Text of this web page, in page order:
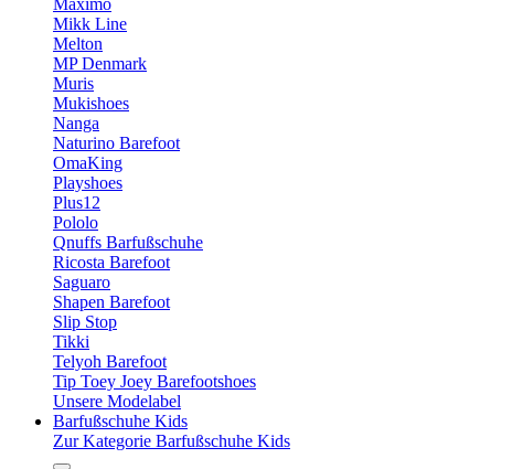
Maximo
Mikk Line
Melton
MP Denmark
Muris
Mukishoes
Nanga
Naturino Barefoot
OmaKing
Playshoes
Plus12
Pololo
Qnuffs Barfußschuhe
Ricosta Barefoot
Saguaro
Shapen Barefoot
Slip Stop
Tikki
Telyoh Barefoot
Tip Toey Joey Barefootshoes
Unsere Modelabel
Barfußschuhe Kids
Zur Kategorie Barfußschuhe Kids